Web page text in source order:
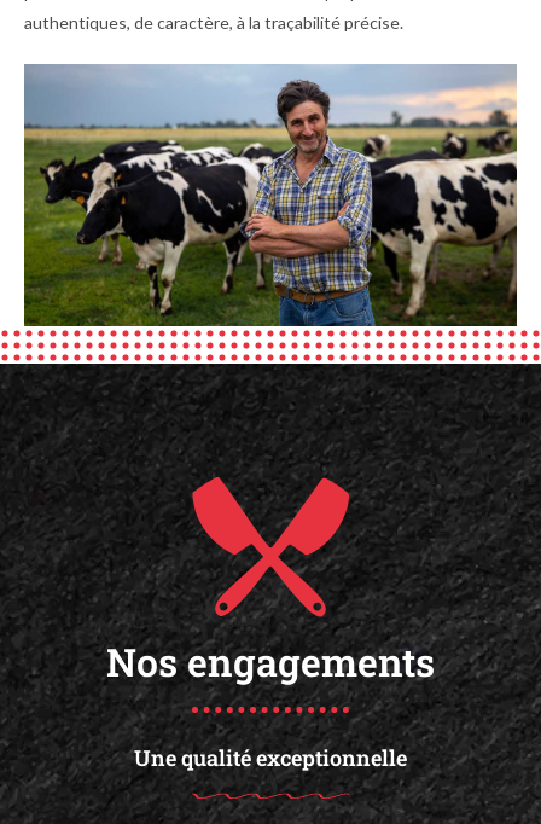
authentiques, de caractère, à la traçabilité précise.
Nos engagements
Une qualité exceptionnelle